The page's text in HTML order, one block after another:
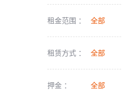
租金范围 ： 全部
租赁方式 ： 全部
押金 ： 全部